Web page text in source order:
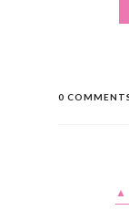
0
▲